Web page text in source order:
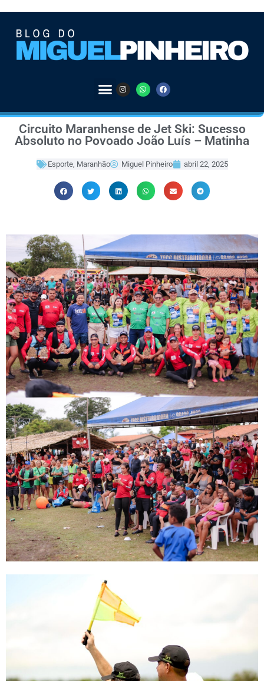
Circuito Maranhense de Jet Ski: Sucesso
Absoluto no Povoado João Luís – Matinha
Esporte, Maranhão Miguel Pinheiro abril 22, 2025